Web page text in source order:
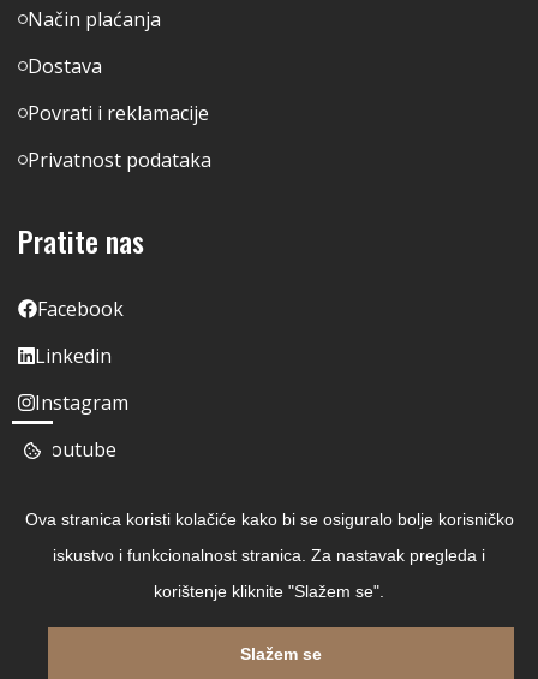
Način plaćanja
Dostava
Povrati i reklamacije
Privatnost podataka
Pratite nas
Facebook
Linkedin
Instagram
Youtube
Ova stranica koristi kolačiće kako bi se osiguralo bolje korisničko
iskustvo i funkcionalnost stranica. Za nastavak pregleda i
korištenje kliknite "Slažem se".
Slažem se